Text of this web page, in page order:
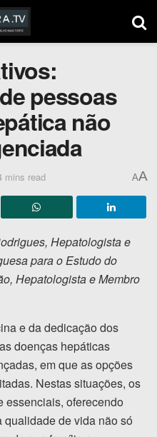
pessoas
não
mins read AA
Hepatologista e
para o Estudo do
Hepatologista e Membro
e da dedicação dos
doenças hepáticas
em que as opções
Nestas situações, os
essenciais, oferecendo
de vida não só